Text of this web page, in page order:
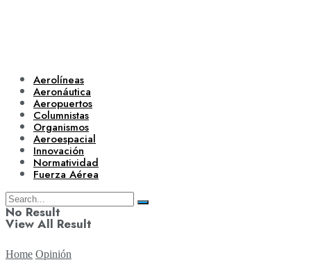
Aerolíneas
Aeronáutica
Aeropuertos
Columnistas
Organismos
Aeroespacial
Innovación
Normatividad
Fuerza Aérea
No Result
View All Result
Home Opinión